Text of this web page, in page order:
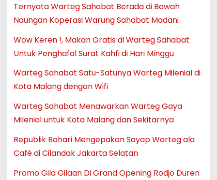
Ternyata Warteg Sahabat Berada di Bawah
Naungan Koperasi Warung Sahabat Madani
Wow Keren !, Makan Gratis di Warteg Sahabat
Untuk Penghafal Surat Kahfi di Hari Minggu
Warteg Sahabat Satu-Satunya Warteg Milenial di
Kota Malang dengan Wifi
Warteg Sahabat Menawarkan Warteg Gaya
Milenial untuk Kota Malang dan Sekitarnya
Republik Bahari Mengepakan Sayap Warteg ala
Café di Cilandak Jakarta Selatan
Promo Gila Gilaan Di Grand Opening Rodjo Duren